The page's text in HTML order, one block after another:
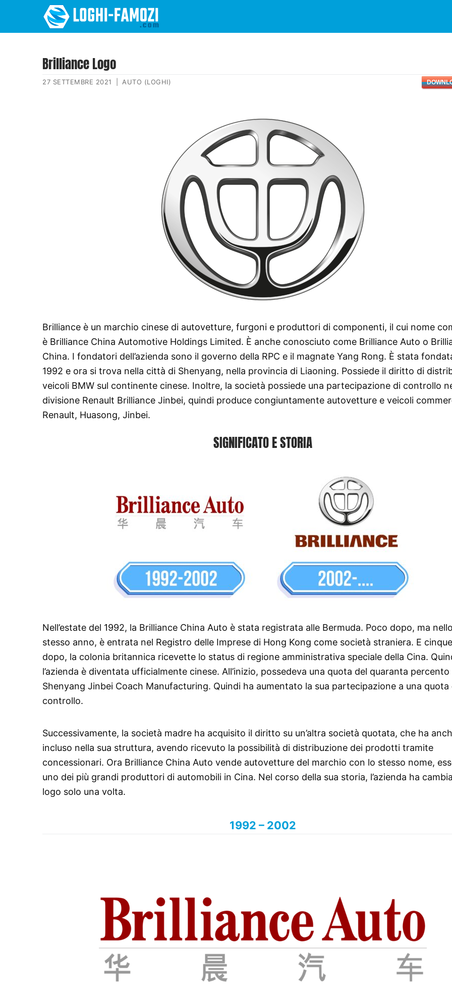
Brilliance Logo
27 SETTEMBRE 2021 AUTO (LOGHI)
Brilliance è un marchio cinese di autovetture, furgoni e produttori di componenti, il cui nome
è Brilliance China Automotive Holdings Limited. È anche conosciuto come Brilliance Auto o
China. I fondatori dell’azienda sono il governo della RPC e il magnate Yang Rong. È stata
1992 e ora si trova nella città di Shenyang, nella provincia di Liaoning. Possiede il diritto di
veicoli BMW sul continente cinese. Inoltre, la società possiede una partecipazione di controllo
divisione Renault Brilliance Jinbei, quindi produce congiuntamente autovetture e veicoli
Renault, Huasong, Jinbei.
SIGNIFICATO E STORIA
Nell’estate del 1992, la Brilliance China Auto è stata registrata alle Bermuda. Poco dopo, ma nello
stesso anno, è entrata nel Registro delle Imprese di Hong Kong come società straniera. E
dopo, la colonia britannica ricevette lo status di regione amministrativa speciale della Cina.
l’azienda è diventata ufficialmente cinese. All’inizio, possedeva una quota del quaranta percento
Shenyang Jinbei Coach Manufacturing. Quindi ha aumentato la sua partecipazione a una quota
controllo.
Successivamente, la società madre ha acquisito il diritto su un’altra società quotata, che ha
incluso nella sua struttura, avendo ricevuto la possibilità di distribuzione dei prodotti tramite
concessionari. Ora Brilliance China Auto vende autovetture del marchio con lo stesso nome,
uno dei più grandi produttori di automobili in Cina. Nel corso della sua storia, l’azienda ha
logo solo una volta.
1992 – 2002